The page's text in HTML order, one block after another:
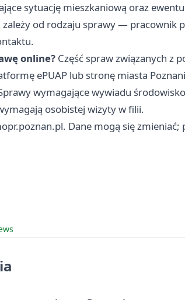
sytuację mieszkaniową oraz
zależy od rodzaju sprawy — pracownik
online? Część spraw związanych z
ePUAP lub stronę miasta
wymagające wywiadu
osobistej wizyty w filii.
Dane mogą się